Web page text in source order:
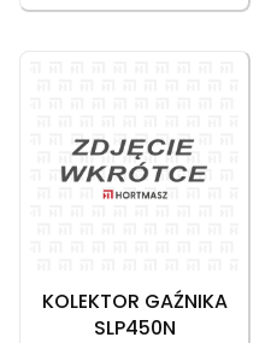
KOLEKTOR GAŹNIKA
SLP450N